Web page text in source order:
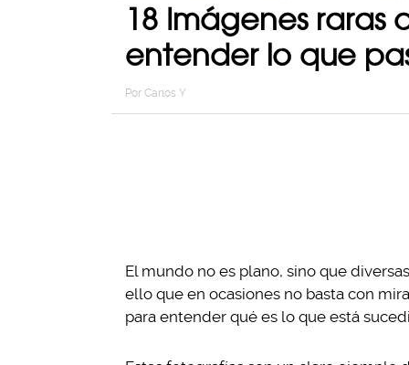
18 Imágenes raras
entender lo que
Por Carlos Y
El mundo no es plano, sino que
ello que en ocasiones no basta con
para entender qué es lo que está